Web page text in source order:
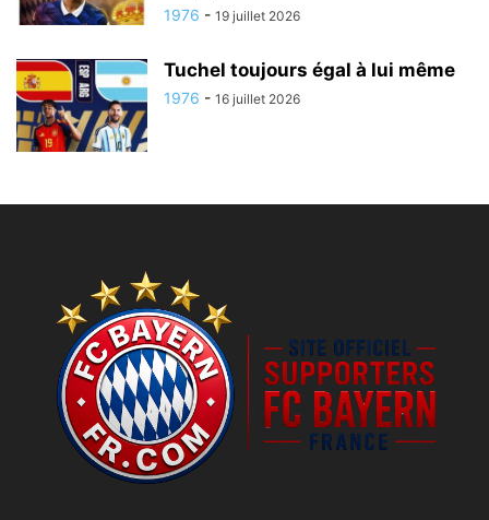
1976 - 19 juillet 2026
Tuchel toujours égal à lui même
1976 - 16 juillet 2026